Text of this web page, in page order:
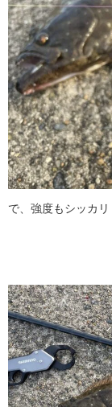
で、強度もシッカリ